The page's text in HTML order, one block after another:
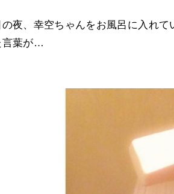
の夜、幸空ちゃんをお風呂に入れ
言葉が…